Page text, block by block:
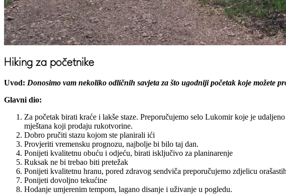
Hiking za početnike
Uvod: Donosimo vam nekoliko odličnih savjeta za što ugodniji početak koje možete
Glavni dio:
Za početak birati kraće i lakše staze. Preporučujemo selo Lukomir koje je
mještana koji prodaju rukotvorine.
Dobro pručiti stazu kojom ste planirali ići
Provjeriti vremensku prognozu, najbolje bi bilo taj dan.
Ponijeti kvalitetnu obuću i odjeću, birati isključivo za planinarenje
Ruksak ne bi trebao biti pretežak
Ponijeti kvalitetnu hranu, pored zdravog sendviča preporučujemo zdjelicu
Ponijeti dovoljno tekućine
Hodanje umjerenim tempom, lagano disanje i uživanje u pogledu.